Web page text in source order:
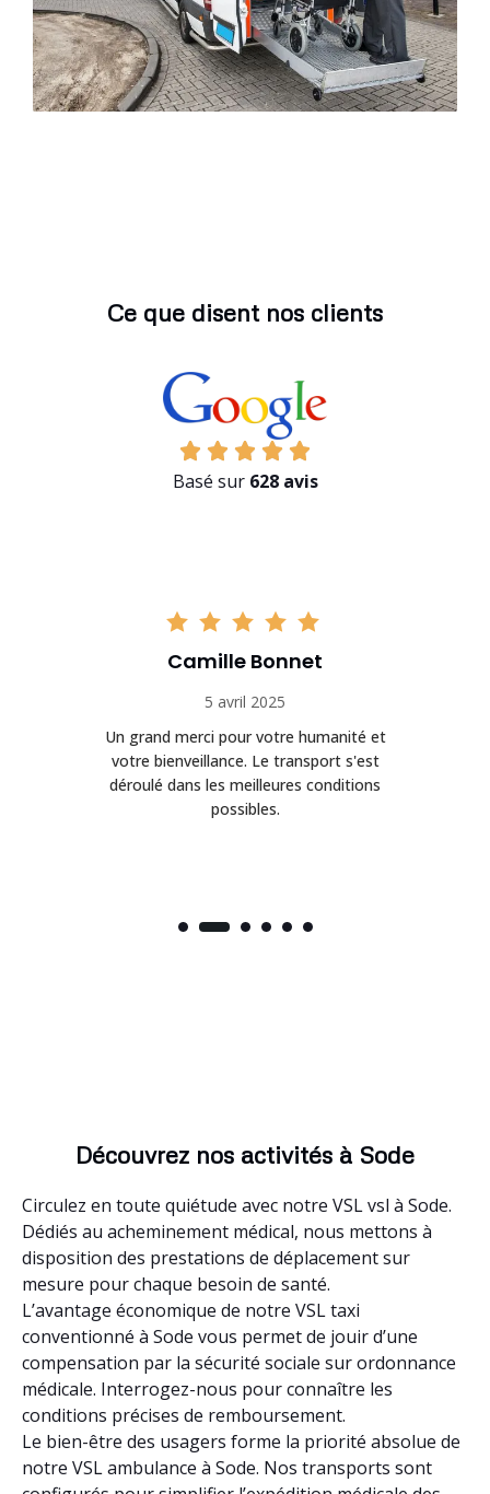
Ce que disent nos clients
Basé sur 628 avis
Camille Bonnet
5 avril 2025
Un grand merci pour votre humanité et
votre bienveillance. Le transport s'est
déroulé dans les meilleures conditions
possibles.
Découvrez nos activités à Sode
Circulez en toute quiétude avec notre VSL vsl à Sode.
Dédiés au acheminement médical, nous mettons à
disposition des prestations de déplacement sur
mesure pour chaque besoin de santé.
L’avantage économique de notre VSL taxi
conventionné à Sode vous permet de jouir d’une
compensation par la sécurité sociale sur ordonnance
médicale. Interrogez-nous pour connaître les
conditions précises de remboursement.
Le bien-être des usagers forme la priorité absolue de
notre VSL ambulance à Sode. Nos transports sont